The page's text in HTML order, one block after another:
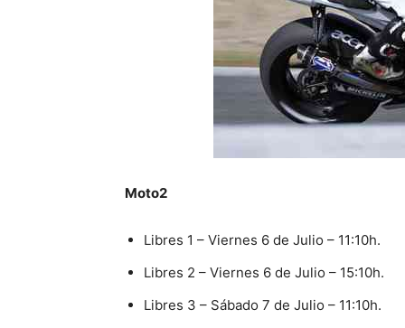
Moto2
Libres 1 – Viernes 6 de Julio – 11:10h.
Libres 2 – Viernes 6 de Julio – 15:10h.
Libres 3 – Sábado 7 de Julio – 11:10h.